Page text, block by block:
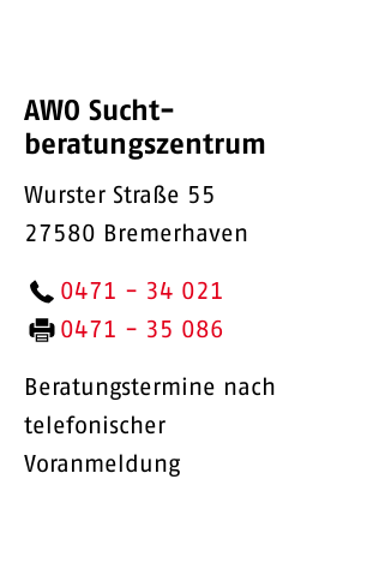
AWO Sucht-
beratungszentrum
Wurster Straße 55
27580 Bremerhaven
0471 - 34 021
0471 - 35 086
Beratungstermine nach
telefonischer
Voranmeldung